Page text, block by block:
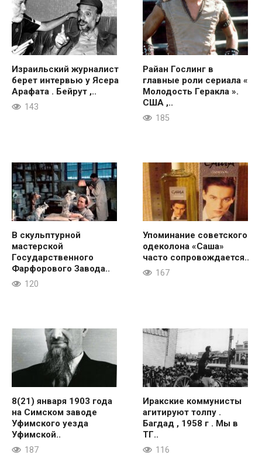
Израильский журналист
берет интервью у Ясера
Арафата . Бейрут ,..
143
Райан Гослинг в
главные роли сериала «
Молодость Геракла ».
США ,..
185
В скульптурной
мастерской
Государственного
Фарфорового Завода..
120
Упоминание советского
одеколона «Саша»
часто сопровождается..
167
8(21) января 1903 года
на Симском заводе
Уфимского уезда
Уфимской..
187
Иракские коммунисты
агитируют толпу .
Багдад , 1958 г . Мы в
ТГ..
116